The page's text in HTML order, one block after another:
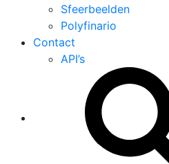
Sfeerbeelden
Polyfinario
Contact
API’s